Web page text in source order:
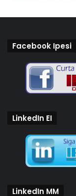
Facebook Ipesi
LinkedIn EI
LinkedIn MM